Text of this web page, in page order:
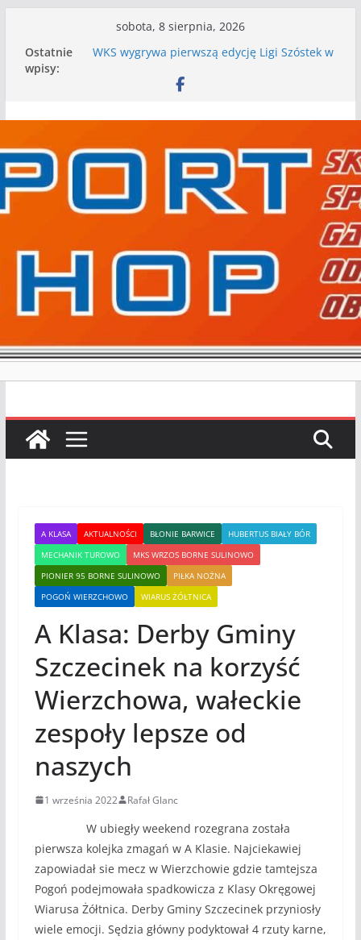
treści
sobota, 8 sierpnia, 2026
Ostatnie
wpisy:
WKS wygrywa pierwszą edycję Ligi Szóstek w
I mamy kolejne gry kontrolne, piłkarskie
Mecz o wygraną w I Edycji Lidze Szóstek Piłki
Nasze piłkarskie zespoły w toku przygotowań
do sezonu. Kolejne gry kontrolne przed nimi
Kolejne gry kontrolne naszych piłkarskich
zespołów za nami
A KLASA AKTUALNOŚCI BŁONIE BARWICE
HUBERTUS BIAŁY BÓR
MECHANIK TUROWO
MKS WRZOS BORNE SULINOWO
PIONIER 95 BORNE SULINOWO
PIŁKA NOŻNA
POGOŃ WIERZCHOWO
WIARUS ŻÓŁTNICA
A Klasa: Derby Gminy
Szczecinek na korzyść
Wierzchowa, wałeckie
zespoły lepsze od
naszych
1 września 2022 Rafał Glanc
W ubiegły weekend rozegrana została
pierwsza kolejka zmagań w A Klasie. Najciekawiej
zapowiadał sie mecz w Wierzchowie gdzie tamtejsza
Pogoń podejmowała spadkowicza z Klasy Okręgowej
Wiarusa Żółtnica. Derby Gminy Szczecinek przyniosły
wiele emocji. Sędzia główny podyktował 4 rzuty karne,